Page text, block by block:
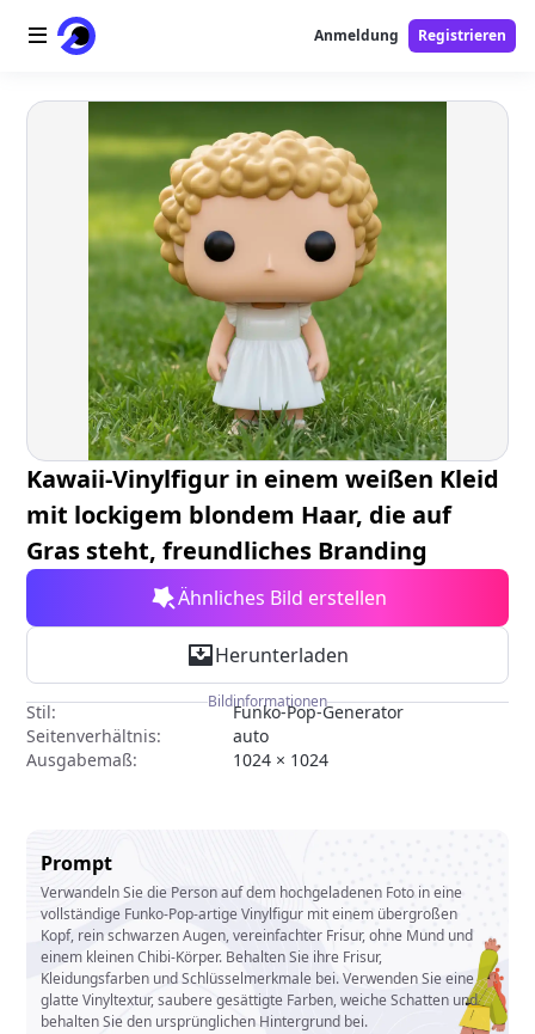
Startseite
AI-Tools
Free-Tools
Anmeldung Registrieren
Kawaii-Vinylfigur in einem weißen Kleid
mit lockigem blondem Haar, die auf
Gras steht, freundliches Branding
Ähnliches Bild erstellen
Herunterladen
Bildinformationen
Stil:
Funko-Pop-Generator
Seitenverhältnis:
auto
Ausgabemaß:
1024 × 1024
Prompt
Verwandeln Sie die Person auf dem hochgeladenen Foto in eine
vollständige Funko-Pop-artige Vinylfigur mit einem übergroßen
Kopf, rein schwarzen Augen, vereinfachter Frisur, ohne Mund und
einem kleinen Chibi-Körper. Behalten Sie ihre Frisur,
Kleidungsfarben und Schlüsselmerkmale bei. Verwenden Sie eine
glatte Vinyltextur, saubere gesättigte Farben, weiche Schatten und
behalten Sie den ursprünglichen Hintergrund bei.